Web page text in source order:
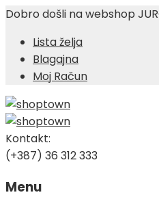
Dobro došli na webshop
Lista želja
Blagajna
Moj Račun
Kontakt:
(+387) 36 312 333
Menu